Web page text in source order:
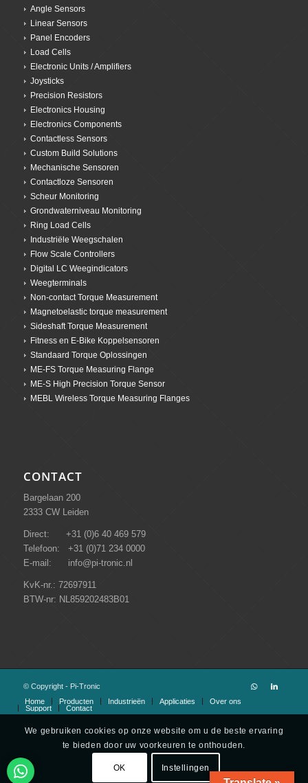
Angle Sensors
Linear Sensors
Panel Encoders
Load Cells
Electronic Units / Amplifiers
Joysticks
Precision Resistors
Electronics Housing
Electronics Components
Contactless Sensors
Custom Build Solutions
Mechanische Sensoren
Contactloze Sensoren
Scheur Monitoring
Grondwaterniveau Monitoring
Ring Load Cells
Industriële Weegschalen
Flow Scale Controllers
Digital LC Weegindicators
Weegterminals
Non-contact Torque Measurement
Magnetoelastic torque measurement
Sideshaft Torque Measurement
Fitness en E-Bike Koppelsensoren
Standaard Torque Oplossingen
ME-FS Torque Measuring Flange
ME-S High Precision Torque Sensor
MEBL Wireless Torque Measuring Flanges
CONTACT
Bargelaan 200
2333 CW Leiden
Direct: +31 (0)6 40 469 579
Telefoon: +31 (0)71 234 0000
E-mail: info@pi-tronic.nl
KvK-nr.: 72697911
BTW-nr: NL859202483B01
© Copyright - Pi-Tronic
Home
Producten Industrieën Applicaties
Over ons
Support
Contact
We gebruiken cookies op onze website om u de beste ervaring
te bieden door uw voorkeuren te onthouden.
OK Instellingen